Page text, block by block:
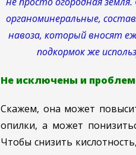
органоминеральные,
навоза, который вносят
подкормок же
Не исключены и
Скажем, она может
опилки, а может
Чтобы снизить